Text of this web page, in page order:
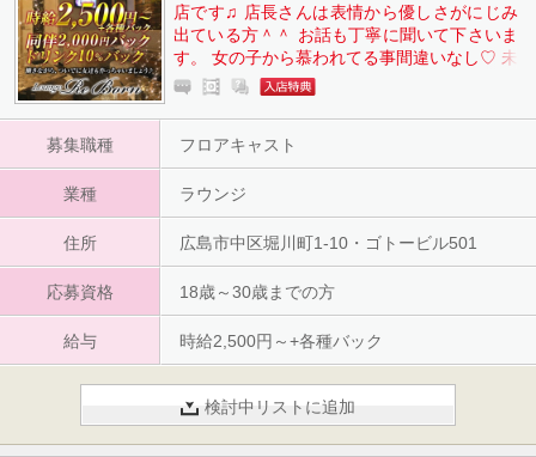
店です♫ 店長さんは表情から優しさがにじみ
出ている方＾＾ お話も丁寧に聞いて下さいま
す。 女の子から慕われてる事間違いなし♡ 未
経験でも安心して働いていただける環境があ
インからのご応募は24時間受付中☆ ※「せい
ぢ」で出てきます
募集職種 フロアキャスト
業種 ラウンジ
住所 広島市中区堀川町1-10・ゴトービル501
応募資格 18歳～30歳までの方
給与 時給2,500円～+各種バック
検討中リストに追加